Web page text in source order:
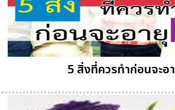
5 สิ่งที่ควรทำก่อนจะอ